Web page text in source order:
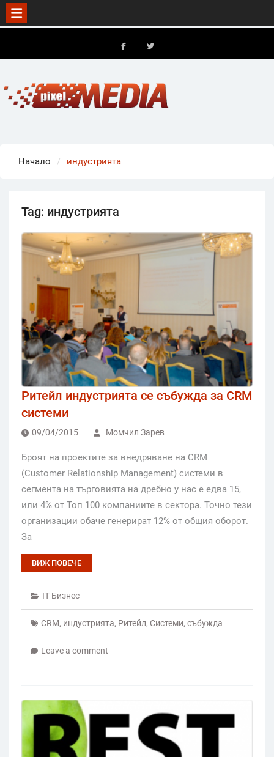
Skip
Начало индустрията
Tag: индустрията
Ритейл индустрията се събужда за CRM
системи
09/04/2015 Момчил Зарев
Броят на проектите за внедряване на CRM
(Customer Relationship Management) системи в
сегмента на търговията на дребно у нас е едва 15,
или 4% от Топ 100 компаниите в сектора. Точно тези
организации обаче генерират 12% от общия оборот.
За
ВИЖ ПОВЕЧЕ
IT Бизнес
CRM, индустрията, Ритейл, Системи, събужда
Leave a comment